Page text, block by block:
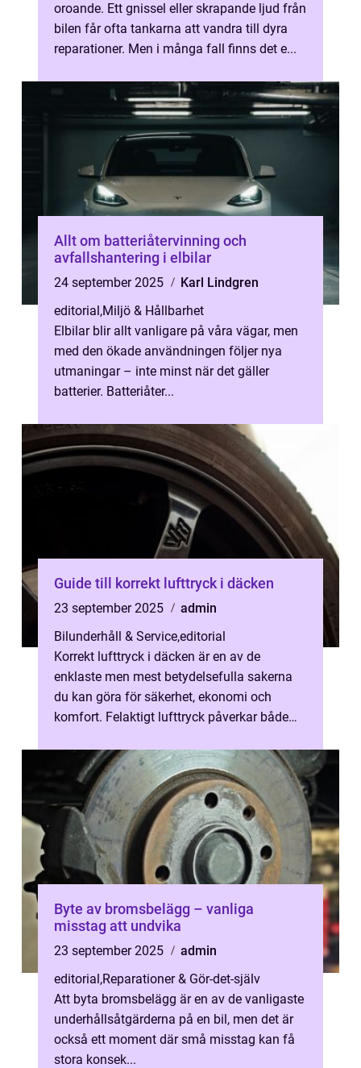
oroande. Ett gnissel eller skrapande ljud från
bilen får ofta tankarna att vandra till dyra
reparationer. Men i många fall finns det e...
Allt om batteriåtervinning och
avfallshantering i elbilar
24 september 2025
Karl Lindgren
editorial,Miljö & Hållbarhet
Elbilar blir allt vanligare på våra vägar, men
med den ökade användningen följer nya
utmaningar – inte minst när det gäller
batterier. Batteriåter...
Guide till korrekt lufttryck i däcken
23 september 2025
admin
Bilunderhåll & Service,editorial
Korrekt lufttryck i däcken är en av de
enklaste men mest betydelsefulla sakerna
du kan göra för säkerhet, ekonomi och
komfort. Felaktigt lufttryck påverkar både
Byte av bromsbelägg – vanliga
misstag att undvika
23 september 2025
admin
editorial,Reparationer & Gör-det-själv
Att byta bromsbelägg är en av de vanligaste
underhållsåtgärderna på en bil, men det är
också ett moment där små misstag kan få
stora konsek...